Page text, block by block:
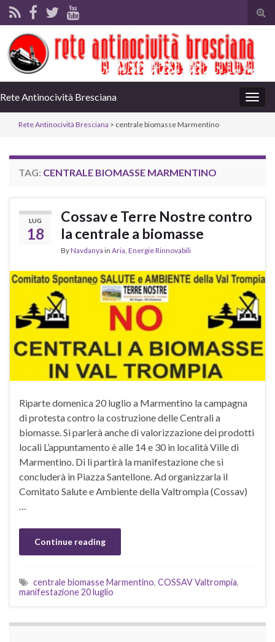
Rete Antinocività Bresciana
Rete Antinocività Bresciana > centrale biomasse Marmentino
TAG: CENTRALE BIOMASSE MARMENTINO
LUG
18
Cossav e Terre Nostre contro
la centrale a biomasse
ByNavdanya in Aria, Energie Rinnovabili
Riparte domenica 20 luglio a Marmentino la campagna
di protesta contro la costruzione delle Centrali a
biomasse. Si parlerà anche di valorizzazione dei prodotti
locali L’appuntamento è alle 14 e 30 in località Ville di
Marmentino. Di lì partirà la manifestazione che si
concluderà in Piazza Santellone. Ad organizzarla il
Comitato Salute e Ambiente della Valtrompia (Cossav)
…
Continue reading
centrale biomasse Marmentino, COSSAV Valtrompia,
manifestazione 20 luglio